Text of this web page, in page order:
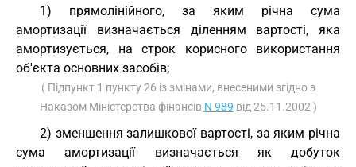
1) прямолінійного, за яким річна сума
амортизації визначається діленням вартості, яка
амортизується, на строк корисного використання
об'єкта основних засобів;
( Підпункт 1 пункту 26 із змінами, внесеними згідно з
Наказом Міністерства фінансів N 989 від 25.11.2002 )
2) зменшення залишкової вартості, за яким річна
сума амортизації визначається як добуток